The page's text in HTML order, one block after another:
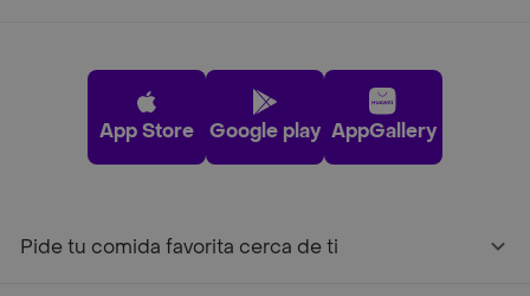
App Store Google play AppGallery
Pide tu comida favorita cerca de ti